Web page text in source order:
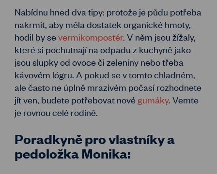
Nabídnu hned dva tipy: protože je půdu potřeba
nakrmit, aby měla dostatek organické hmoty,
hodil by severmikompostér. V něm jsou žížaly,
které si pochutnají na odpadu z kuchyně jako
jsou slupky od ovoce či zeleniny nebo třeba
kávovém lógru. A pokud se v tomto chladném,
ale často ne úplně mrazivém počasí rozhodnete
jít ven, budete potřebovat nové gumáky. Vemte
je rovnou celé rodině.
Poradkyně pro vlastníky a
pedoložka Monika: